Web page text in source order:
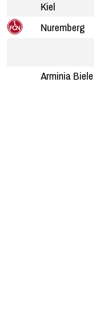
Kiel
Nuremberg
Arminia